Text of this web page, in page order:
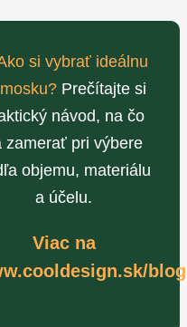
si vybrať ideálnu
Prečítajte si
návod, na čo
zamerať pri výbere
objemu, materiálu
a účelu.
Viac na
blog